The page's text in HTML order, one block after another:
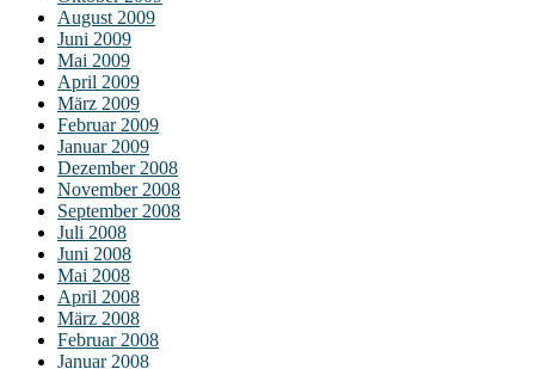
August 2009
Juni 2009
Mai 2009
April 2009
März 2009
Februar 2009
Januar 2009
Dezember 2008
November 2008
September 2008
Juli 2008
Juni 2008
Mai 2008
April 2008
März 2008
Februar 2008
Januar 2008